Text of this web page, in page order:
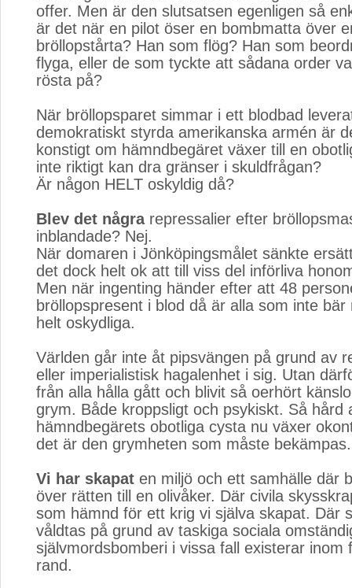
offer. Men är den slutsatsen egenligen så
är det när en pilot öser en bombmatta över
bröllopstårta? Han som flög? Han som
flyga, eller de som tyckte att sådana order
rösta på?
När bröllopsparet simmar i ett blodbad
demokratiskt styrda amerikanska armén är
konstigt om hämndbegäret växer till en
inte riktigt kan dra gränser i skuldfrågan?
Är någon HELT oskyldig då?
Blev det någrarepressalier efter
inblandade? Nej.
När domaren i Jönköpingsmålet sänkte
det dock helt ok att till viss del införliva
Men när ingenting händer efter att 48
bröllopspresent i blod då är alla som inte
helt oskydliga.
Världen går inte åt pipsvängen på grund av
eller imperialistisk hagalenhet i sig. Utan
från alla hålla gått och blivit så oerhört
grym. Både kroppsligt och psykiskt. Så hård
hämndbegärets obotliga cysta nu växer
det är den grymheten som måste bekämpas.
Vi har skapat en miljö och ett samhälle där
över rätten till en olivåker. Där civila
som hämnd för ett krig vi själva skapat. Där
våldtas på grund av taskiga sociala
självmordsbomberi i vissa fall existerar inom
rand.